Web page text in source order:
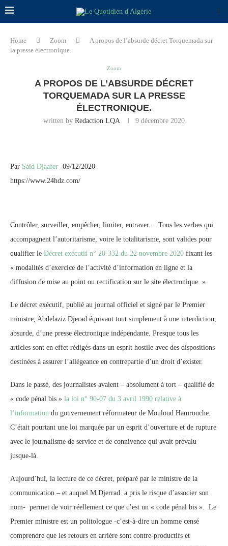
Home Zoom
A propos de l’absurde décret Torquemada sur
la presse électronique.
Zoom
A PROPOS DE L’ABSURDE DÉCRET
TORQUEMADA SUR LA PRESSE
ÉLECTRONIQUE.
written by Redaction LQA 9 décembre 2020
Par Saïd Djaafer -09/12/2020
https://www.24hdz.com/
Contrôler, surveiller, empêcher, limiter, entraver… Tous les verbes qui
accompagnent l’autoritarisme, voire le totalitarisme, sont valides pour
qualifier le Décret exécutif n° 20-332 du 22 novembre 2020 fixant les
« modalités d’exercice de l’activité d’information en ligne et la
diffusion de mise au point ou rectification sur le site électronique. »
Le décret exécutif, publié au journal officiel et signé par le Premier
ministre, Abdelaziz Djerad équivaut tout simplement à une interdiction,
absurde, d’une presse électronique indépendante. Presque tous les
articles sont en effet rédigés dans un esprit hostile avec des dispositions
destinées à assurer l’allégeance en contrepartie d’un droit d’exister.
Dans le passé, des journalistes avaient – absolument à tort – qualifié de
« code pénal bis » la loi n° 90-07 du 3 avril 1990 relative à
l’information du gouvernement réformateur de Mouloud Hamrouche.
C’était pourtant une loi marquée par un esprit d’ouverture et de rupture
avec le journalisme de service et de connivence qui avait prévalu
jusque-là.
Aujourd’hui, la lecture de ce décret, préparé par le ministre de la
communication – et auquel M.Djerrad a pris le risque d’associer son
nom- permet de voir réellement ce que c’est un « code pénal bis ». Le
Premier ministre est un politologue -c’est-à-dire un homme censé
comprendre que les retours en arrière sont contre-productifs et